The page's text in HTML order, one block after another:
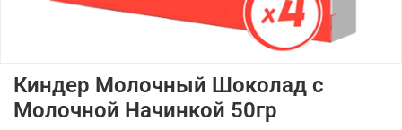
Киндер Молочный Шоколад с
Молочной Начинкой 50гр